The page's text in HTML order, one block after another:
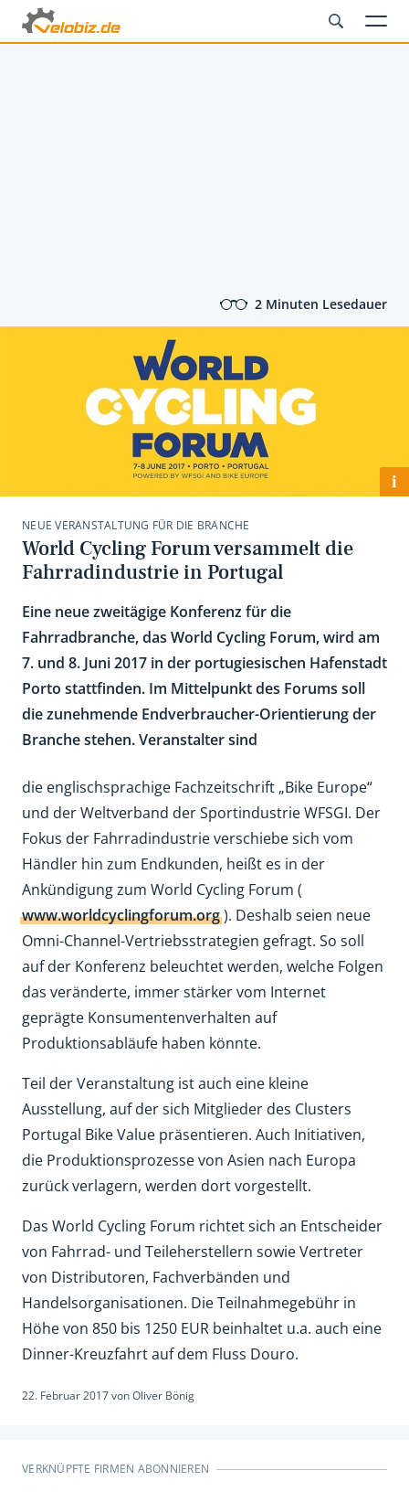
2 Minuten Lesedauer
i
NEUE VERANSTALTUNG FÜR DIE BRANCHE
World Cycling Forum versammelt die
Fahrradindustrie in Portugal
Eine neue zweitägige Konferenz für die
Fahrradbranche, das World Cycling Forum, wird am
7. und 8. Juni 2017 in der portugiesischen Hafenstadt
Porto stattfinden. Im Mittelpunkt des Forums soll
die zunehmende Endverbraucher-Orientierung der
Branche stehen. Veranstalter sind
die englischsprachige Fachzeitschrift „Bike Europe“
und der Weltverband der Sportindustrie WFSGI. Der
Fokus der Fahrradindustrie verschiebe sich vom
Händler hin zum Endkunden, heißt es in der
Ankündigung zum World Cycling Forum (
www.worldcyclingforum.org). Deshalb seien neue
Omni-Channel-Vertriebsstrategien gefragt. So soll
auf der Konferenz beleuchtet werden, welche Folgen
das veränderte, immer stärker vom Internet
geprägte Konsumentenverhalten auf
Produktionsabläufe haben könnte.
Teil der Veranstaltung ist auch eine kleine
Ausstellung, auf der sich Mitglieder des Clusters
Portugal Bike Value präsentieren. Auch Initiativen,
die Produktionsprozesse von Asien nach Europa
zurück verlagern, werden dort vorgestellt.
Das World Cycling Forum richtet sich an Entscheider
von Fahrrad- und Teileherstellern sowie Vertreter
von Distributoren, Fachverbänden und
Handelsorganisationen. Die Teilnahmegebühr in
Höhe von 850 bis 1250 EUR beinhaltet u.a. auch eine
Dinner-Kreuzfahrt auf dem Fluss Douro.
22. Februar 2017vonOliver Bönig
VERKNÜPFTE FIRMEN ABONNIEREN